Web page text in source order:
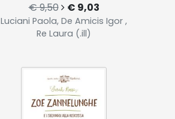
€ 9,50 € 9,03
Luciani Paola, De Amicis Igor ,
Re Laura (.ill)